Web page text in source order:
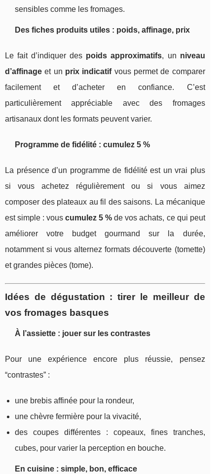
sensibles comme les fromages.
Des fiches produits utiles : poids, affinage, prix
Le fait d’indiquer des poids approximatifs, un niveau
d’affinage et un prix indicatifvous permet de comparer
facilement et d’acheter en confiance. C’est
particulièrement appréciable avec des fromages
artisanaux dont les formats peuvent varier.
Programme de fidélité : cumulez 5 %
La présence d’un programme de fidélité est un vrai plus
si vous achetez régulièrement ou si vous aimez
composer des plateaux au fil des saisons. La mécanique
est simple : vouscumulez 5 % de vos achats, ce qui peut
améliorer votre budget gourmand sur la durée,
notamment si vous alternez formats découverte (tomette)
et grandes pièces (tome).
Idées de dégustation : tirer le meilleur de
vos fromages basques
À l’assiette : jouer sur les contrastes
Pour une expérience encore plus réussie, pensez
“contrastes” :
une brebis affinée pour la rondeur,
une chèvre fermière pour la vivacité,
des coupes différentes : copeaux, fines tranches,
cubes, pour varier la perception en bouche.
En cuisine : simple, bon, efficace